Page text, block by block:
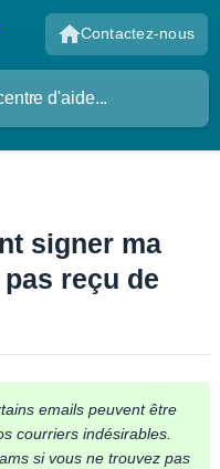
Contactez-nous
signer ma
reçu de
emails peuvent être
courriers indésirables.
si vous ne trouvez pas